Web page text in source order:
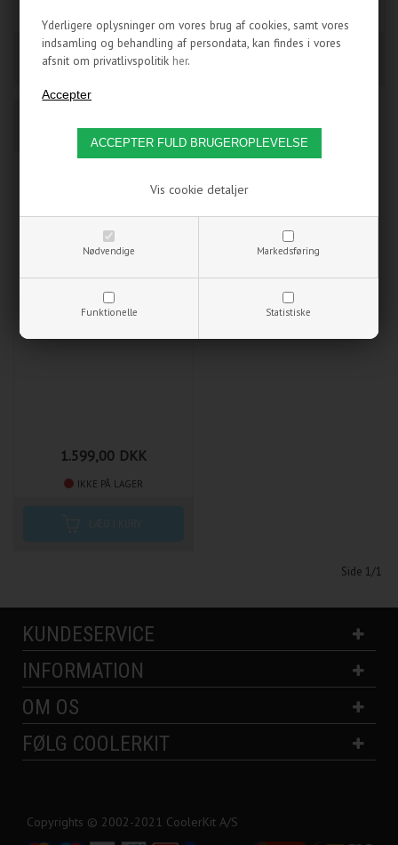
Yderligere oplysninger om vores brug af cookies, samt vores
indsamling og behandling af persondata, kan findes i vores
afsnit om privatlivspolitik her.
Nødvendige Markedsføring
Funktionelle Statistiske
Vis cookie detaljer
IKKE PÅ LAGER IKKE PÅ LAGER
GAMER BORD
1.599,00 DKK
IKKE PÅ LAGER
Side 1/1
KUNDESERVICE
INFORMATION
OM OS
FØLG COOLERKIT
Copyrights © 2002-2021 CoolerKit A/S